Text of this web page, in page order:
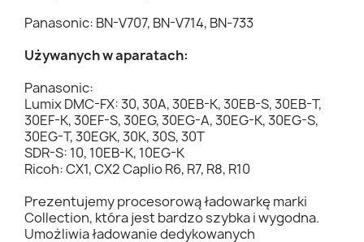
Panasonic: BN-V707, BN-V714, BN-733
Używanych w aparatach:
Panasonic:
Lumix DMC-FX: 30, 30A, 30EB-K, 30EB-S, 30EB-T,
30EF-K, 30EF-S, 30EG, 30EG-A, 30EG-K, 30EG-S,
30EG-T, 30EGK, 30K, 30S, 30T
SDR-S: 10, 10EB-K, 10EG-K
Ricoh: CX1, CX2 Caplio R6, R7, R8, R10
Prezentujemy procesorową ładowarkę marki
Collection, która jest bardzo szybka i wygodna.
Umożliwia ładowanie dedykowanych